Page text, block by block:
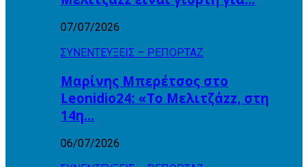
07/07/2026
ΣΥΝΕΝΤΕΥΞΕΙΣ – ΡΕΠΟΡΤΑΖ
Μαρίνης Μπερέτσος στο
Leonidio24: «Το Μελιτζάzz, στη
14η…
06/07/2026